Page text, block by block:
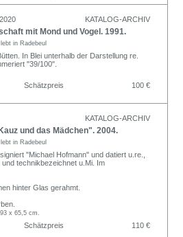
KATALOG-ARCHIV
mit Mond und Vogel. 1991.
in Radebeul
In Blei unterhalb der Darstellung re.
"39/100".
Schätzpreis 100 €
KATALOG-ARCHIV
und das Mädchen". 2004.
in Radebeul
"Michael Hofmann" und datiert u.re.,
technikbezeichnet u.Mi. Im
hinter Glas gerahmt.
x 65,5 cm.
Schätzpreis 110 €